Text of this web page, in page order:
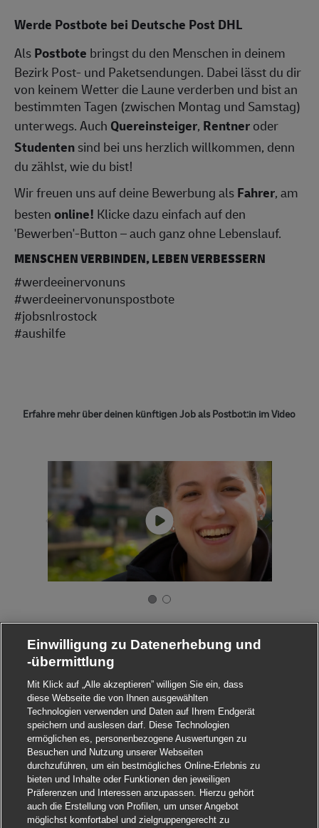
Werde Postbote bei Deutsche Post DHL
AlsPostbote bringst du den Menschen in deinem
Bezirk Post- und Paketsendungen. Dabei lässt du dir
von keinem Wetter die Laune verderben und bist an
bestimmten Tagen (zwischen Montag und Samstag)
unterwegs. Auch Quereinsteiger, Rentneroder
Studentensind bei uns herzlich willkommen, denn
du zählst, wie du bist!
Wir freuen uns auf deine Bewerbung alsFahrer, am
bestenonline! Klicke dazu einfach auf den
'Bewerben'-Button – auch ganz ohne Lebenslauf.
MENSCHEN VERBINDEN, LEBEN VERBESSERN
#werdeeinervonuns
#werdeeinervonunspostbote
#jobsnlrostock
#aushilfe
Erfahre mehr über deinen künftigen Job als Postbot:in im Video
Einwilligung zu Datenerhebung und
-übermittlung
Mit Klick auf „Alle akzeptieren” willigen Sie ein, dass
diese Webseite die von Ihnen ausgewählten
Technologien verwenden und Daten auf Ihrem Endgerät
speichern und auslesen darf. Diese Technologien
ermöglichen es, personenbezogene Auswertungen zu
Besuchen und Nutzung unserer Webseiten
durchzuführen, um ein bestmögliches Online-Erlebnis zu
bieten und Inhalte oder Funktionen den jeweiligen
Präferenzen und Interessen anzupassen. Hierzu gehört
auch die Erstellung von Profilen, um unser Angebot
möglichst komfortabel und zielgruppengerecht zu